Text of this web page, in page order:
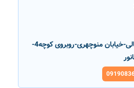
خیابان قاآنی شمالی-خیابان منوچهری-روبروی کوچه4-